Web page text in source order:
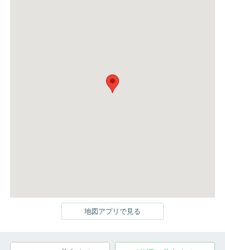
地図アプリで見る